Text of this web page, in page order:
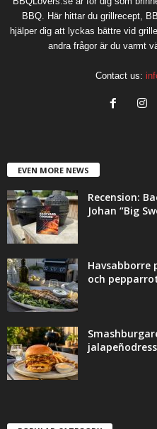
BBQ. Här hittar du grillrecept,
hjälper dig att lyckas bättre vid
andra frågor är du varmt
Contact us:
EVEN MORE NEWS
Recension:
Johan “Big
Havsabborre
och